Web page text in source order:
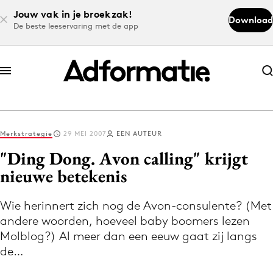
Jouw vak in je broekzak!
De beste leeservaring met de app
Download
Abonneer nu
Abonneer nu
Log in
Volg het laatste nieuws via de Adformatie
Nieuws app
Merkstrategie 29 MEI 2007 EEN AUTEUR
"Ding Dong. Avon calling" krijgt
nieuwe betekenis
Wie herinnert zich nog de Avon-consulente? (Met
andere woorden, hoeveel baby boomers lezen
Molblog?) Al meer dan een eeuw gaat zij langs
de…